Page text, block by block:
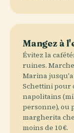
Mangez à
Évitez la
ruines.
Marina
Schettini pour
napolitains
personne), ou
margherita
moins de 10 €.